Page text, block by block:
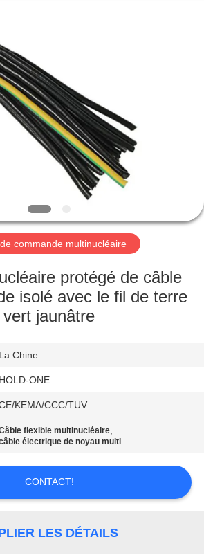
commande multinucléaire
protégé de câble
isolé avec le fil de terre
vert jaunâtre
La Chine
HOLD-ONE
KEMA/CCC/TUV
flexible multinucléaire,
électrique de noyau multi
CONTACT!
LES DÉTAILS